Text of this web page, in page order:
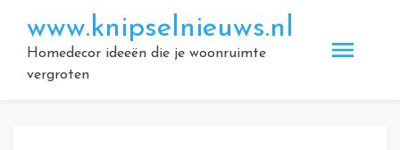
naar
inhoud
www.knipselnieuws.nl
Homedecor ideeën die je woonruimte
vergroten